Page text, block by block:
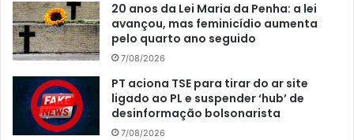
20 anos da Lei Maria da Penha: a lei
avançou, mas feminicídio aumenta
pelo quarto ano seguido
7/08/2026
PT aciona TSE para tirar do ar site
ligado ao PL e suspender ‘hub’ de
desinformação bolsonarista
7/08/2026